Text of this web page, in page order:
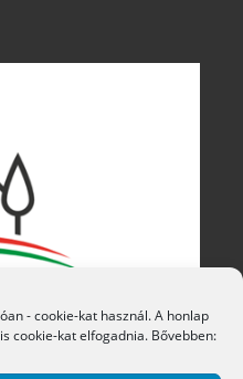
- cookie-kat használ. A honlap
cookie-kat elfogadnia. Bővebben: